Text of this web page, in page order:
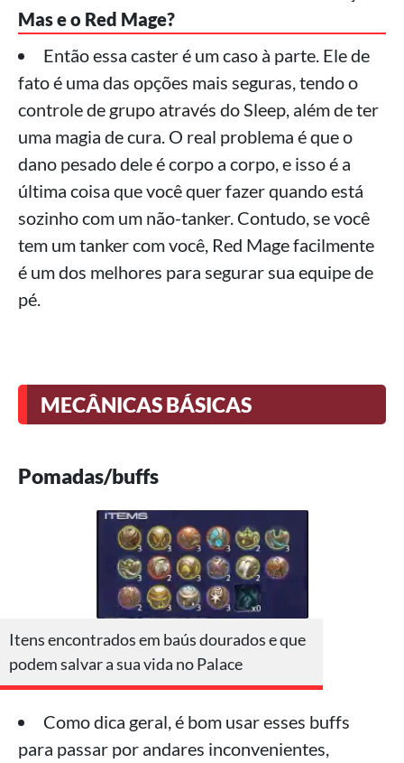
Mas e o Red Mage?
Então essa caster é um caso à parte. Ele de
fato é uma das opções mais seguras, tendo o
controle de grupo através do Sleep, além de ter
uma magia de cura. O real problema é que o
dano pesado dele é corpo a corpo, e isso é a
última coisa que você quer fazer quando está
sozinho com um não-tanker. Contudo, se você
tem um tanker com você, Red Mage facilmente
é um dos melhores para segurar sua equipe de
pé.
MECÂNICAS BÁSICAS
Pomadas/buffs
Itens encontrados em baús dourados e que
podem salvar a sua vida no Palace
Como dica geral, é bom usar esses buffs
para passar por andares inconvenientes,